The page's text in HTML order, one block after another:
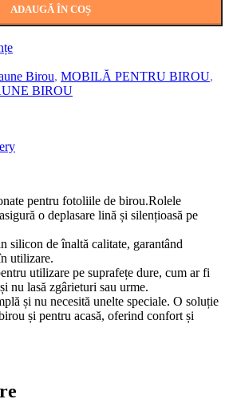
ADAUGĂ ÎN COȘ
Birou, MOBILĂ PENTRU BIROU,
BIROU
pentru fotoliile de birou.Rolele
o deplasare lină și silențioasă pe
silicon de înaltă calitate, garantând
utilizare.
utilizare pe suprafețe dure, cum ar fi
nu lasă zgârieturi sau urme.
și nu necesită unelte speciale. O soluție
și pentru acasă, oferind confort și